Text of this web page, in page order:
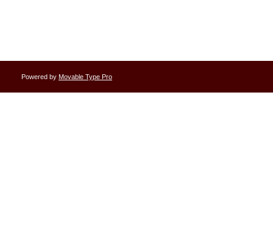
Powered by Movable Type Pro